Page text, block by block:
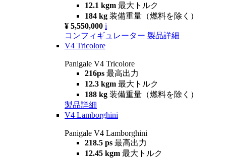
12.1 kgm 最大トルク
184 kg 装備重量（燃料を除く）
¥ 5,550,000 i
コンフィギュレーター 製品詳細
V4 Tricolore
Panigale V4 Tricolore
216ps 最高出力
12.3 kgm 最大トルク
188 kg 装備重量（燃料を除く）
製品詳細
V4 Lamborghini
Panigale V4 Lamborghini
218.5 ps 最高出力
12.45 kgm 最大トルク